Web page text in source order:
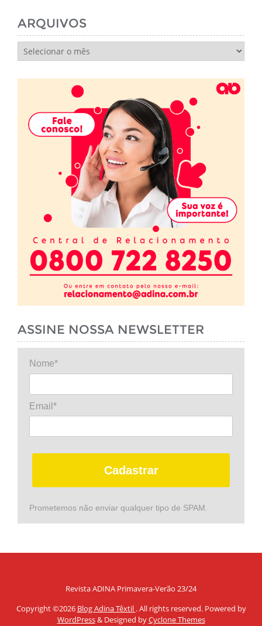
ARQUIVOS
Arquivos
ASSINE NOSSA NEWSLETTER
Nome*
Email*
Cadastrar
Prometemos não enviar qualquer tipo de SPAM.
Revista ADINA Primavera-Verão 23/24
Copyright ©2026 Blog Adina Têxtil . All rights reserved. Powered by
WordPress& Designed byCyclone Themes